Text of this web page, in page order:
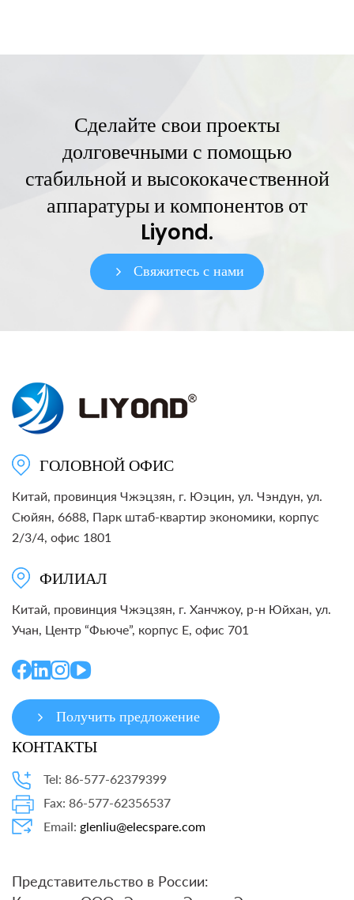
Сделайте свои проекты
долговечными с помощью
стабильной и высококачественной
аппаратуры и компонентов от
Liyond.
Свяжитесь с нами
ГОЛОВНОЙ ОФИС
Китай, провинция Чжэцзян, г. Юэцин, ул. Чэндун, ул.
Сюйян, 6688, Парк штаб-квартир экономики, корпус
2/3/4, офис 1801
ФИЛИАЛ
Китай, провинция Чжэцзян, г. Ханчжоу, р-н Юйхан, ул.
Учан, Центр “Фьюче”, корпус E, офис 701
Получить предложение
КОНТАКТЫ
Tel: 86-577-62379399
Fax: 86-577-62356537
Email: glenliu@elecspare.com
Представительство в России: